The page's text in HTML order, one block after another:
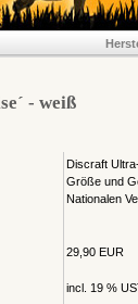
- weiß
Discraft
Größe und
Nationalen
29,90 EUR
incl. 19 %